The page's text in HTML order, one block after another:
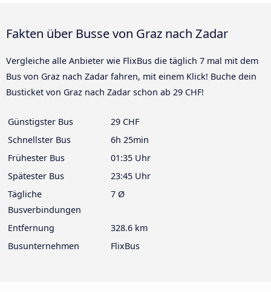
Fakten über Busse von Graz nach Zadar
Vergleiche alle Anbieter wie FlixBus die täglich 7 mal mit dem
Bus von Graz nach Zadar fahren, mit einem Klick! Buche dein
Busticket von Graz nach Zadar schon ab 29 CHF!
Günstigster Bus
29 CHF
Schnellster Bus
6h 25min
Frühester Bus
01:35 Uhr
Spätester Bus
23:45 Uhr
Tägliche
Busverbindungen
7 Ø
Entfernung
328.6 km
Busunternehmen
FlixBus